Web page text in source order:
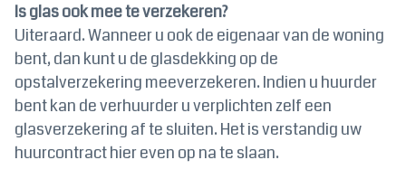
Is glas ook mee te verzekeren?
Uiteraard. Wanneer u ook de eigenaar van de woning
bent, dan kunt u de glasdekking op de
opstalverzekering meeverzekeren. Indien u huurder
bent kan de verhuurder u verplichten zelf een
glasverzekering af te sluiten. Het is verstandig uw
huurcontract hier even op na te slaan.